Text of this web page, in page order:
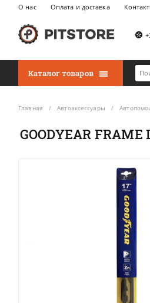
О нас Оплата и доставка
Каталог товаров
Главная Автоаксессуары
GOODYEAR